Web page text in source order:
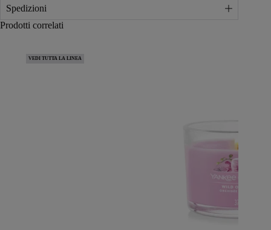
Spedizioni
Prodotti correlati
VEDI TUTTA LA LINEA